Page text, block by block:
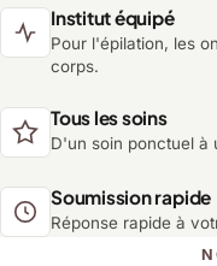
Institut équipé
Pour l'épilation, les
corps.
Tous les soins
D'un soin ponctuel à
Soumission rapide
Réponse rapide à